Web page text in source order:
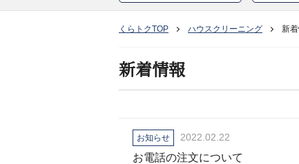
くらトクTOP ハウスクリーニング 新
新着情報
お知らせ 2022.02.22
お電話の注文について